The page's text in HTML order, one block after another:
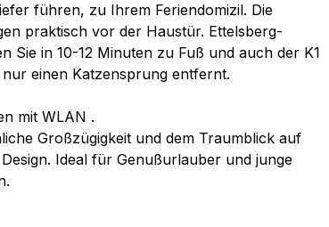
führen, zu Ihrem Feriendomizil. Die
praktisch vor der Haustür. Ettelsberg-
Sie in 10-12 Minuten zu Fuß und auch der K1
einen Katzensprung entfernt.
mit WLAN .
Großzügigkeit und dem Traumblick auf
Ideal für Genußurlauber und junge